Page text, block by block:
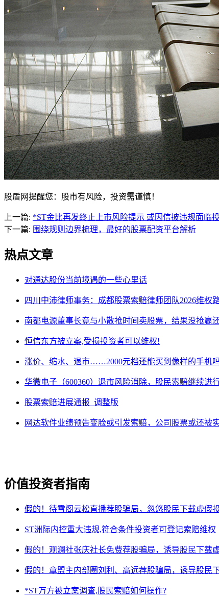
股盾网提醒您：股市有风险，投资需谨慎！
上一篇: *ST金比再发终止上市风险提示 或因信披违规面临
下一篇: 围绕规则边界梳理，最好的股票配资平台解析
热点文章
对通达股份当前境遇的一些心里话
四川中沛律师事务：成都股票索赔律师团队2026维权
南都电源董事长竟与小散抢时间卖股票，结果没抢赢还
恒信东方被立案,受损投资者可以维权!
涨价、缩水、退市……2000元档还能买到像样的手机吗
华微电子（600360）退市风险消除，股民索赔继续进
股票索赔进展通报_调整版
网达软件业绩预告变脸或引发索赔，公司股票或还被
价值投资者指南
假的！待雪阁云松直播荐股骗局，忽悠股民下载虚假
ST洲际内控重大违规,符合条件投资者可登记索赔维权
假的！观澜社张庆社长免费荐股骗局，诱导股民下载
假的！章盟主内部圈刘利、高远荐股骗局，诱导股民
*ST万方被立案调查,股民索赔如何操作?